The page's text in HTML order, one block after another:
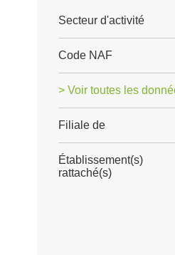
Secteur d'activité
Code NAF
> Voir toutes les
Filiale de
Établissement(s)
rattaché(s)